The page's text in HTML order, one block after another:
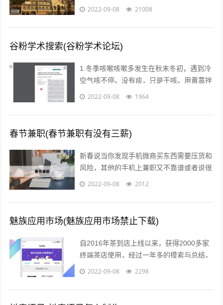
与游牧民族互相争夺的要地。历代统治者为
2022-09-08 21008
谷粉学术搜索(谷粉学术论坛)
1.冬季咳嗽咳嗽多发生在秋末冬初，遇到冷
空气咳不停。没有痰，只是干咳。用黄蒿拌
上鸡蛋，搅匀。用香油来煎鸡蛋。然后趁热
2022-09-08 1964
春节兼职(春节兼职有没有三薪)
新春说当你发现手机微商买东西需要压货和
风险，其他的手机上兼职又不靠谱或者说很
不靠谱的时候，来吧，终于等到啦！新春切
2022-09-08 2012
魅族应用市场(魅族应用市场禁止下载)
自2016年茶到店上线以来，获得2000多家
终端茶店使用，经过一年多的摸索与总结，
茶到店APP Beta2.0版本于2017年4月26日
2022-09-08 2298